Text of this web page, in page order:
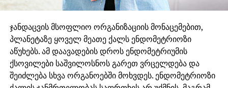
ჯანდაცვის მსოფლიო ორგანიზაციის მონაცემებით,
პლანეტაზე ყოველ მეათე ქალს ენდომეტრიოზი
აწუხებს. ამ დაავადების დროს ენდომეტრიუმის
ქსოვილები საშვილოსნოს გარეთ ვრცელდება და
შეიძლება სხვა ორგანოებში მოხვდეს. ენდომეტრიოზი